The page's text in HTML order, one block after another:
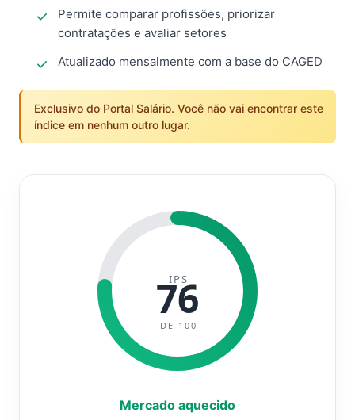
Permite comparar profissões, priorizar
contratações e avaliar setores
Atualizado mensalmente com a base do CAGED
Exclusivo do Portal Salário. Você não vai encontrar este
índice em nenhum outro lugar.
IPS
76
DE 100
Mercado aquecido